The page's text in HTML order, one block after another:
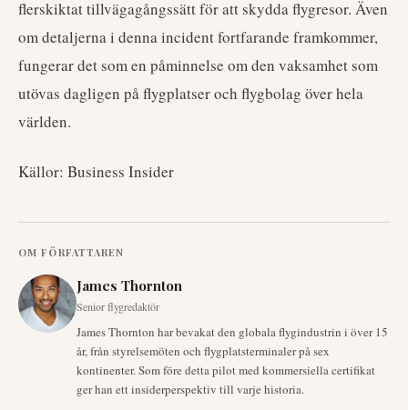
flerskiktat tillvägagångssätt för att skydda flygresor. Även
om detaljerna i denna incident fortfarande framkommer,
fungerar det som en påminnelse om den vaksamhet som
utövas dagligen på flygplatser och flygbolag över hela
världen.
Källor: Business Insider
OM FÖRFATTAREN
James Thornton
Senior flygredaktör
James Thornton har bevakat den globala flygindustrin i över 15
år, från styrelsemöten och flygplatsterminaler på sex
kontinenter. Som före detta pilot med kommersiella certifikat
ger han ett insiderperspektiv till varje historia.